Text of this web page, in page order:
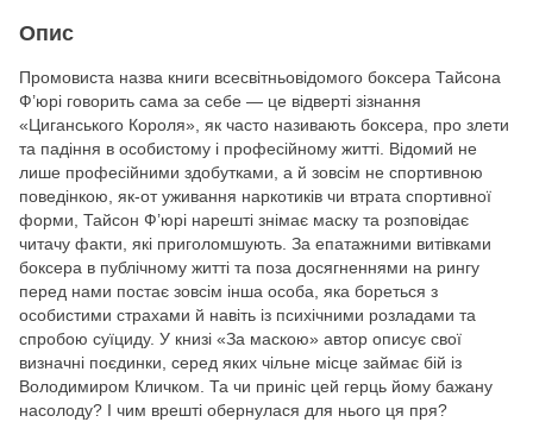
Опис
Промовиста назва книги всесвітньовідомого боксера Тайсона
Ф’юрі говорить сама за себе — це відверті зізнання
«Циганського Короля», як часто називають боксера, про злети
та падіння в особистому і професійному житті. Відомий не
лише професійними здобутками, а й зовсім не спортивною
поведінкою, як-от уживання наркотиків чи втрата спортивної
форми, Тайсон Ф’юрі нарешті знімає маску та розповідає
читачу факти, які приголомшують. За епатажними витівками
боксера в публічному житті та поза досягненнями на рингу
перед нами постає зовсім інша особа, яка бореться з
особистими страхами й навіть із психічними розладами та
спробою суїциду. У книзі «За маскою» автор описує свої
визначні поєдинки, серед яких чільне місце займає бій із
Володимиром Кличком. Та чи приніс цей герць йому бажану
насолоду? І чим врешті обернулася для нього ця пря?